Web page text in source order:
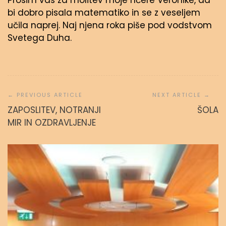
bi dobro pisala matematiko in se z veseljem
učila naprej. Naj njena roka piše pod vodstvom
Svetega Duha.
prispevka
ZAPOSLITEV, NOTRANJI
MIR IN OZDRAVLJENJE
ŠOLA